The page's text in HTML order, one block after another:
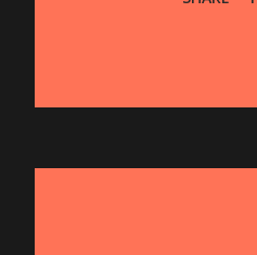
tingkat